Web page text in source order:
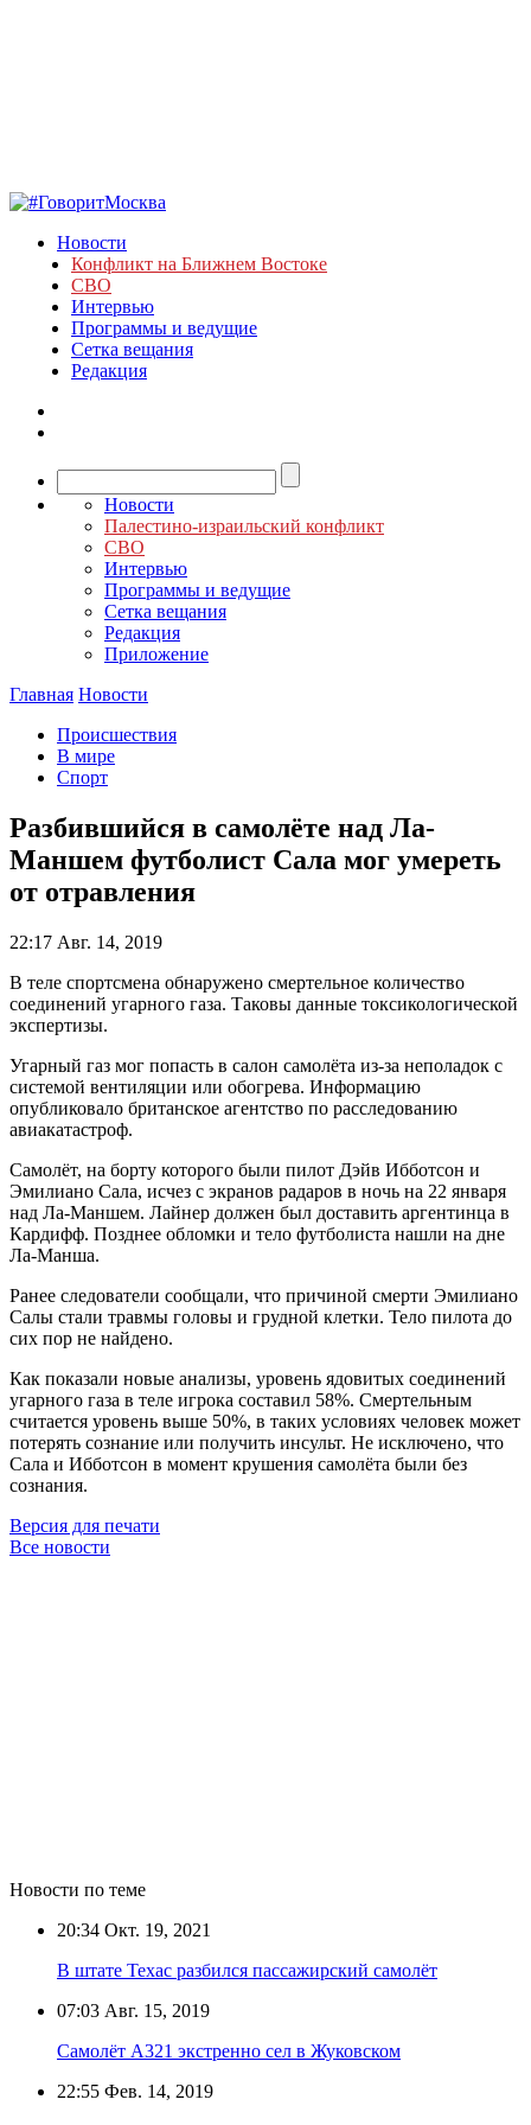
Новости
Конфликт на Ближнем Востоке
СВО
Интервью
Программы и ведущие
Сетка вещания
Редакция
Новости
Палестино-израильский конфликт
СВО
Интервью
Программы и ведущие
Сетка вещания
Редакция
Приложение
Главная Новости
Происшествия
В мире
Спорт
Разбившийся в самолёте над Ла-
Маншем футболист Сала мог умереть
от отравления
22:17 Авг. 14, 2019
В теле спортсмена обнаружено смертельное количество
соединений угарного газа. Таковы данные токсикологической
экспертизы.
Угарный газ мог попасть в салон самолёта из-за неполадок с
системой вентиляции или обогрева. Информацию
опубликовало британское агентство по расследованию
авиакатастроф.
Самолёт, на борту которого были пилот Дэйв Ибботсон и
Эмилиано Сала, исчез с экранов радаров в ночь на 22 января
над Ла-Маншем. Лайнер должен был доставить аргентинца в
Кардифф. Позднее обломки и тело футболиста нашли на дне
Ла-Манша.
Ранее следователи сообщали, что причиной смерти Эмилиано
Салы стали травмы головы и грудной клетки. Тело пилота до
сих пор не найдено.
Как показали новые анализы, уровень ядовитых соединений
угарного газа в теле игрока составил 58%. Смертельным
считается уровень выше 50%, в таких условиях человек может
потерять сознание или получить инсульт. Не исключено, что
Сала и Ибботсон в момент крушения самолёта были без
сознания.
Версия для печати
Все новости
Новости по теме
20:34 Окт. 19, 2021
В штате Техас разбился пассажирский самолёт
07:03 Авг. 15, 2019
Самолёт A321 экстренно сел в Жуковском
22:55 Фев. 14, 2019